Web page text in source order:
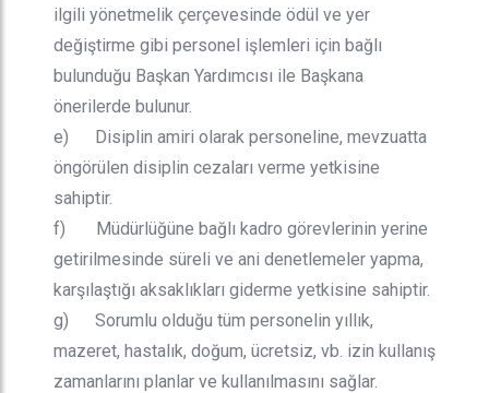
ilgili yönetmelik çerçevesinde ödül ve yer
değiştirme gibi personel işlemleri için bağlı
bulunduğu Başkan Yardımcısı ile Başkana
önerilerde bulunur.
e) Disiplin amiri olarak personeline, mevzuatta
öngörülen disiplin cezaları verme yetkisine
sahiptir.
f) Müdürlüğüne bağlı kadro görevlerinin yerine
getirilmesinde süreli ve ani denetlemeler yapma,
karşılaştığı aksaklıkları giderme yetkisine sahiptir.
g) Sorumlu olduğu tüm personelin yıllık,
mazeret, hastalık, doğum, ücretsiz, vb. izin kullanış
zamanlarını planlar ve kullanılmasını sağlar.